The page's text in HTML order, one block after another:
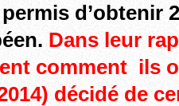
d’obtenir
Dans leur
comment ils
décidé de